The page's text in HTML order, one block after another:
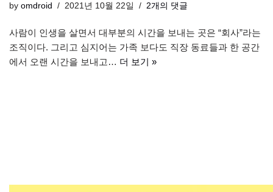
by omdroid 2021년 10월 22일 2개의 댓글
사람이 인생을 살면서 대부분의 시간을 보내는 곳은 “회사”라는
조직이다. 그리고 심지어는 가족 보다도 직장 동료들과 한 공간
에서 오랜 시간을 보내고… 더 보기 »